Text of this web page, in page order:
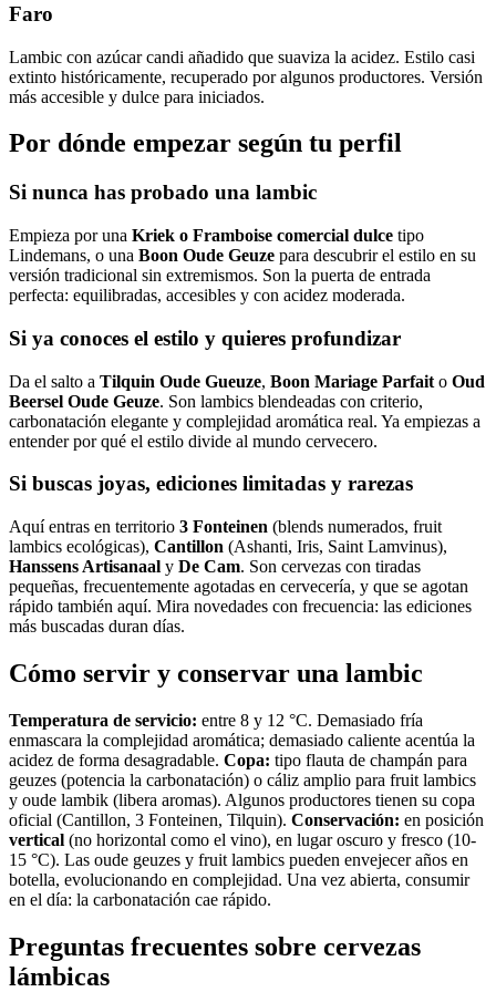
Faro
Lambic con azúcar candi añadido que suaviza la acidez. Estilo casi
extinto históricamente, recuperado por algunos productores. Versión
más accesible y dulce para iniciados.
Por dónde empezar según tu perfil
Si nunca has probado una lambic
Empieza por una Kriek o Framboise comercial dulce tipo
Lindemans, o una Boon Oude Geuze para descubrir el estilo en su
versión tradicional sin extremismos. Son la puerta de entrada
perfecta: equilibradas, accesibles y con acidez moderada.
Si ya conoces el estilo y quieres profundizar
Da el salto a Tilquin Oude Gueuze, Boon Mariage Parfait o Oud
Beersel Oude Geuze. Son lambics blendeadas con criterio,
carbonatación elegante y complejidad aromática real. Ya empiezas a
entender por qué el estilo divide al mundo cervecero.
Si buscas joyas, ediciones limitadas y rarezas
Aquí entras en territorio 3 Fonteinen (blends numerados, fruit
lambics ecológicas), Cantillon (Ashanti, Iris, Saint Lamvinus),
Hanssens Artisanaal y De Cam. Son cervezas con tiradas
pequeñas, frecuentemente agotadas en cervecería, y que se agotan
rápido también aquí. Mira novedades con frecuencia: las ediciones
más buscadas duran días.
Cómo servir y conservar una lambic
Temperatura de servicio: entre 8 y 12 °C. Demasiado fría
enmascara la complejidad aromática; demasiado caliente acentúa la
acidez de forma desagradable. Copa: tipo flauta de champán para
geuzes (potencia la carbonatación) o cáliz amplio para fruit lambics
y oude lambik (libera aromas). Algunos productores tienen su copa
oficial (Cantillon, 3 Fonteinen, Tilquin). Conservación: en posición
vertical (no horizontal como el vino), en lugar oscuro y fresco (10-
15 °C). Las oude geuzes y fruit lambics pueden envejecer años en
botella, evolucionando en complejidad. Una vez abierta, consumir
en el día: la carbonatación cae rápido.
Preguntas frecuentes sobre cervezas
lámbicas